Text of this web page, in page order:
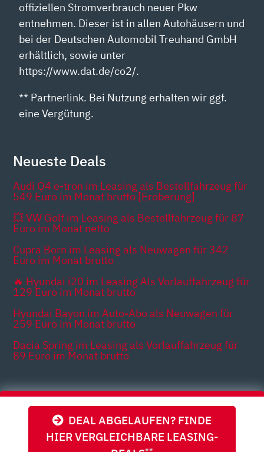
DEAL ABGELAUFEN? FINDE
HIER VERGLEICHBARE LEASING-
offiziellen Stromverbrauch neuer Pkw
entnehmen. Dieser ist in allen Autohäusern und
bei der Deutschen Automobil Treuhand GmbH
erhältlich, sowie unter
https://www.dat.de/co2/.
** Partnerlink. Bei Nutzung erhalten wir ggf.
eine Vergütung.
Neueste Deals
Audi Q4 e-tron im Leasing als Bestellfahrzeug für
549 Euro im Monat brutto [Eroberung]
💥 VW Golf im Leasing als Bestellfahrzeug für 87
Euro im Monat netto
Cupra Born im Leasing als Neuwagen für 342
Euro im Monat brutto
🔥 Hyundai i20 im Leasing Als Vorlauffahrzeug für
129 Euro im Monat brutto
Hyundai Bayon im Auto-Abo als Neuwagen für
259 Euro im Monat brutto
Dacia Spring im Leasing als Vorlauffahrzeug für
89 Euro im Monat brutto